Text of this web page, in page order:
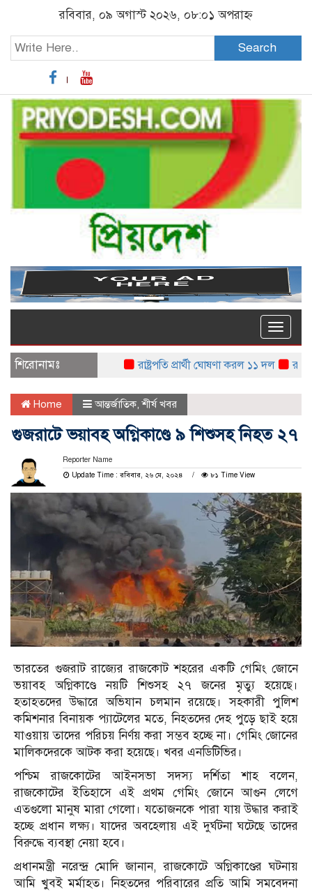
রবিবার, ০৯ অগাস্ট ২০২৬, ০৮:০১ অপরাহ্ন
Search
Toggle
শিরোনামঃ
রাষ্ট্রপতি প্রার্থী ঘোষণা করল ১১ দল রাষ্ট্রপতি
Home আন্তর্জাতিক ,শীর্ষ খবর
গুজরাটে ভয়াবহ অগ্নিকাণ্ডে ৯ শিশুসহ নিহত ২৭
Reporter Name
Update Time : রবিবার, ২৬ মে, ২০২৪
৮১ Time View
ভারতের গুজরাট রাজ্যের রাজকোট শহরের একটি গেমিং জোনে
ভয়াবহ অগ্নিকাণ্ডে নয়টি শিশুসহ ২৭ জনের মৃত্যু হয়েছে।
হতাহতদের উদ্ধারে অভিযান চলমান রয়েছে। সহকারী পুলিশ
কমিশনার বিনায়ক প্যাটেলের মতে, নিহতদের দেহ পুড়ে ছাই হয়ে
যাওয়ায় তাদের পরিচয় নির্ণয় করা সম্ভব হচ্ছে না। গেমিং জোনের
মালিকদেরকে আটক করা হয়েছে। খবর এনডিটিভির।
পশ্চিম রাজকোটের আইনসভা সদস্য দর্শিতা শাহ বলেন,
রাজকোটের ইতিহাসে এই প্রথম গেমিং জোনে আগুন লেগে
এতগুলো মানুষ মারা গেলো। যতোজনকে পারা যায় উদ্ধার করাই
হচ্ছে প্রধান লক্ষ্য। যাদের অবহেলায় এই দুর্ঘটনা ঘটেছে তাদের
বিরুদ্ধে ব্যবস্থা নেয়া হবে।
প্রধানমন্ত্রী নরেন্দ্র মোদি জানান, রাজকোটে অগ্নিকাণ্ডের ঘটনায়
আমি খুবই মর্মাহত। নিহতদের পরিবারের প্রতি আমি সমবেদনা